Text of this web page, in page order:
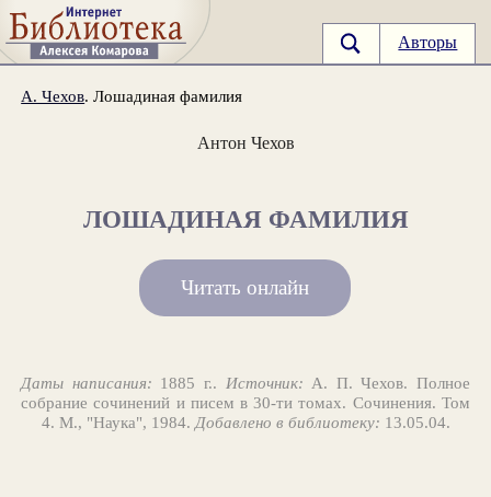
Авторы
А. Чехов. Лошадиная фамилия
Антон Чехов
ЛОШАДИНАЯ ФАМИЛИЯ
Читать онлайн
Даты написания: 1885 г.. Источник: А. П. Чехов. Полное
собрание сочинений и писем в 30-ти томах. Сочинения. Том
4. М., "Наука", 1984.Добавлено в библиотеку: 13.05.04.